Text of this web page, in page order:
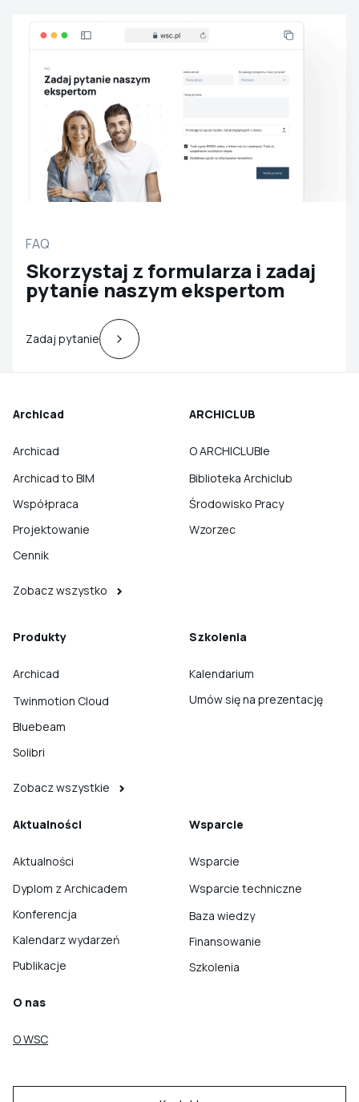
FAQ
Skorzystaj z formularza i zadaj
pytanie naszym ekspertom
Zadaj pytanie
Archicad
Archicad
Archicad to BIM
Współpraca
Projektowanie
Cennik
Zobacz wszystko
ARCHICLUB
O ARCHICLUBIe
Biblioteka Archiclub
Środowisko Pracy
Wzorzec
Produkty
Archicad
Twinmotion Cloud
Bluebeam
Solibri
Zobacz wszystkie
Szkolenia
Kalendarium
Umów się na prezentację
Aktualności
Aktualności
Dyplom z Archicadem
Konferencja
Kalendarz wydarzeń
Publikacje
O nas
O WSC
Wsparcie
Wsparcie
Wsparcie techniczne
Baza wiedzy
Finansowanie
Szkolenia